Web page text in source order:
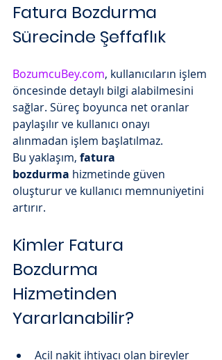
Fatura Bozdurma
Sürecinde Şeffaflık
BozumcuBey.com, kullanıcıların işlem
öncesinde detaylı bilgi alabilmesini
sağlar. Süreç boyunca net oranlar
paylaşılır ve kullanıcı onayı
alınmadan işlem başlatılmaz.
Bu yaklaşım, fatura
bozdurma hizmetinde güven
oluşturur ve kullanıcı memnuniyetini
artırır.
Kimler Fatura
Bozdurma
Hizmetinden
Yararlanabilir?
Acil nakit ihtiyacı olan bireyler